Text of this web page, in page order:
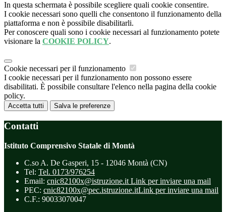
In questa schermata è possibile scegliere quali cookie consentire.
I cookie necessari sono quelli che consentono il funzionamento della
piattaforma e non è possibile disabilitarli.
Per conoscere quali sono i cookie necessari al funzionamento potete
visionare la COOKIE POLICY.
Cookie necessari per il funzionamento
I cookie necessari per il funzionamento non possono essere
disabilitati. È possibile consultare l'elenco nella pagina della cookie
policy.
Accetta tutti Salva le preferenze
Contatti
Istituto Comprensivo Statale di Montà
C.so A. De Gasperi, 15 - 12046 Montà (CN)
Tel: Tel. 0173/976254
Email: cnic82100x@istruzione.it Link per inviare una mail
PEC: cnic82100x@pec.istruzione.itLink per inviare una mail
C.F.: 90033070047